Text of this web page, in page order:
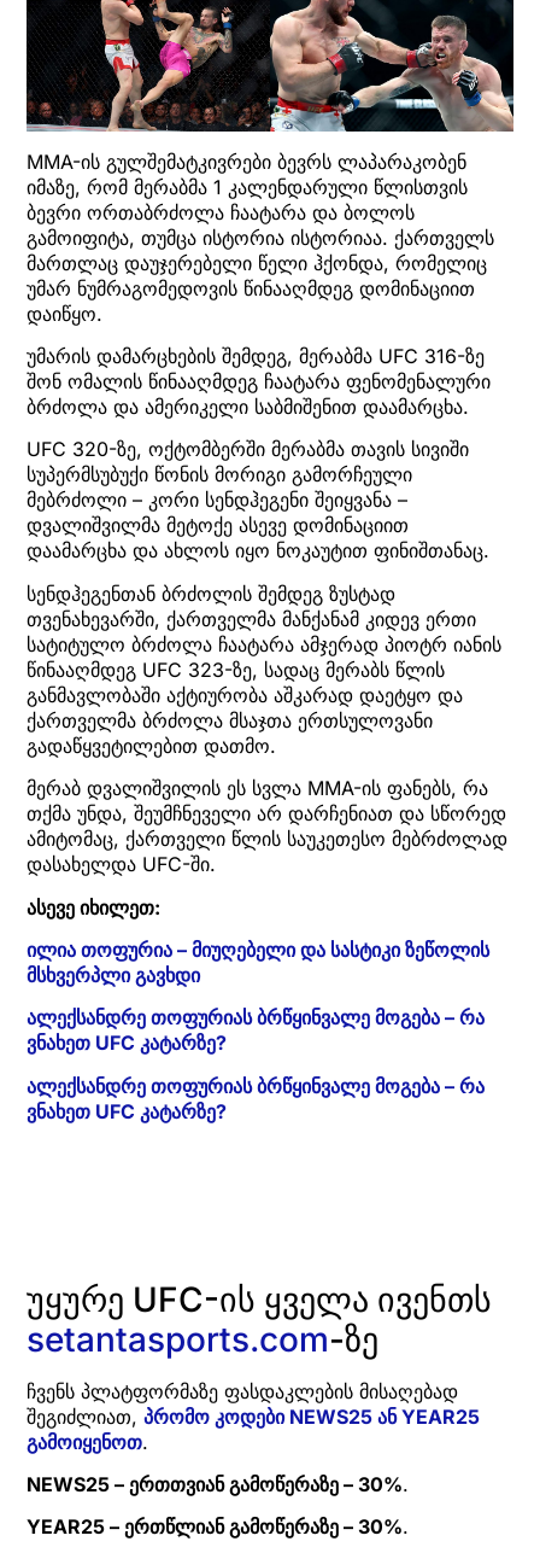
MMA-ის გულშემატკივრები ბევრს ლაპარაკობენ
იმაზე, რომ მერაბმა 1 კალენდარული წლისთვის
ბევრი ორთაბრძოლა ჩაატარა და ბოლოს
გამოიფიტა, თუმცა ისტორია ისტორიაა. ქართველს
მართლაც დაუჯერებელი წელი ჰქონდა, რომელიც
უმარ ნუმრაგომედოვის წინააღმდეგ დომინაციით
დაიწყო.
უმარის დამარცხების შემდეგ, მერაბმა UFC 316-ზე
შონ ომალის წინააღმდეგ ჩაატარა ფენომენალური
ბრძოლა და ამერიკელი საბმიშენით დაამარცხა.
UFC 320-ზე, ოქტომბერში მერაბმა თავის სივიში
სუპერმსუბუქი წონის მორიგი გამორჩეული
მებრძოლი – კორი სენდჰეგენი შეიყვანა –
დვალიშვილმა მეტოქე ასევე დომინაციით
დაამარცხა და ახლოს იყო ნოკაუტით ფინიშთანაც.
სენდჰეგენთან ბრძოლის შემდეგ ზუსტად
თვენახევარში, ქართველმა მანქანამ კიდევ ერთი
სატიტულო ბრძოლა ჩაატარა ამჯერად პიოტრ იანის
წინააღმდეგ UFC 323-ზე, სადაც მერაბს წლის
განმავლობაში აქტიურობა აშკარად დაეტყო და
ქართველმა ბრძოლა მსაჯთა ერთსულოვანი
გადაწყვეტილებით დათმო.
მერაბ დვალიშვილის ეს სვლა MMA-ის ფანებს, რა
თქმა უნდა, შეუმჩნეველი არ დარჩენიათ და სწორედ
ამიტომაც, ქართველი წლის საუკეთესო მებრძოლად
დასახელდა UFC-ში.
ასევე იხილეთ:
ილია თოფურია – მიუღებელი და სასტიკი ზეწოლის
მსხვერპლი გავხდი
ალექსანდრე თოფურიას ბრწყინვალე მოგება – რა
ვნახეთ UFC კატარზე?
ალექსანდრე თოფურიას ბრწყინვალე მოგება – რა
ვნახეთ UFC კატარზე?
უყურე UFC-ის ყველა ივენთს
setantasports.com-ზე
ჩვენს პლატფორმაზე ფასდაკლების მისაღებად
შეგიძლიათ, პრომო კოდები NEWS25 ან YEAR25
გამოიყენოთ.
NEWS25 – ერთთვიან გამოწერაზე – 30%.
YEAR25 – ერთწლიან გამოწერაზე – 30%.